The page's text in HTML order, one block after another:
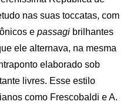
nas suas toccatas, com
epassagi brilhantes
ele alternava, na mesma
elaborado sob
livres. Esse estilo
como Frescobaldi e A.